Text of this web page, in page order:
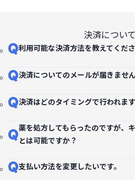
決済について
Q利用可能な決済方法を教えてくださ
Q決済についてのメールが届きません
Q決済はどのタイミングで行われま
Q薬を処方してもらったのですが、
とは可能ですか？
Q支払い方法を変更したいです。